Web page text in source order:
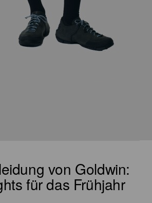
von Goldwin:
für das Frühjahr